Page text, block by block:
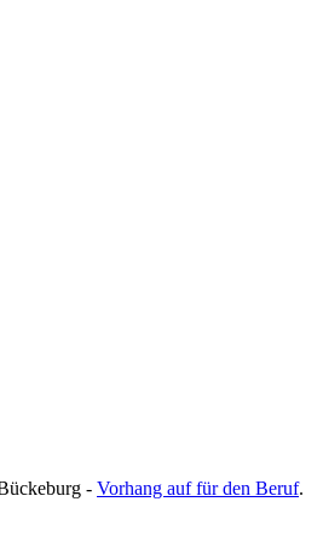
- Vorhang auf für den Beruf.